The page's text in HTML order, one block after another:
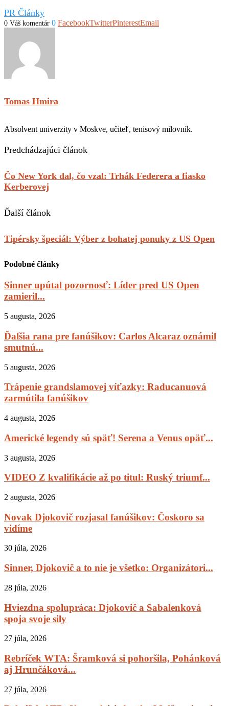
PR Články
0 Váš komentár 0 FacebookTwitterPinterestEmail
Tomas Hmira
Absolvent univerzity v Moskve, učiteľ, tenisový milovník.
Predchádzajúci článok
Čo New York dal, čo vzal: Trhák Federera a fiasko
Kerberovej
Ďalší článok
Tipérsky špeciál: Výber z bohatej ponuky z US Open
Podobné články
Sinner upútal pozornosť: Líder pred US Open
zamieril...
5 augusta, 2026
Ďalšia rana pre fanúšikov: Carlos Alcaraz oznámil
smutnú...
5 augusta, 2026
Trápenie grandslamovej víťazky: Raducanuová
zarmútila fanúšikov
4 augusta, 2026
Americké legendy sú späť! Serena a Venus opäť...
3 augusta, 2026
VIDEO Z kvalifikácie až po titul: Ruský triumf...
2 augusta, 2026
Novak Djokovič rozjasal fanúšikov: Čoskoro sa
vidíme
30 júla, 2026
Sinner, Djokovič a to nie je všetko: Organizátori...
28 júla, 2026
Hviezdna spolupráca: Djokovič a Sabalenková
spoja svoje sily
27 júla, 2026
Rebríček WTA: Šramková si pohoršila, Pohánková
aj Hrunčáková...
27 júla, 2026